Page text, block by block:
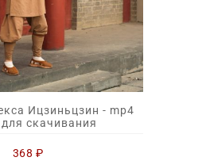
Ицзиньцзин - mp4
скачивания
368 ₽